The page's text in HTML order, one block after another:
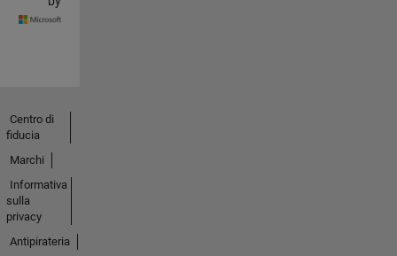
Centro di
fiducia
Marchi
Informativa
sulla
privacy
Antipirateria